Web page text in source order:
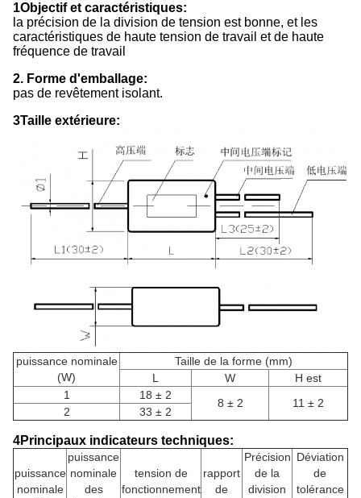
1Objectif et caractéristiques:
la précision de la division de tension est bonne, et les
caractéristiques de haute tension de travail et de haute
fréquence de travail
2. Forme d'emballage:
pas de revêtement isolant.
3Taille extérieure:
puissance nominale
(W)
Taille de la forme (mm)
L
W
H est
1
18 ± 2
8 ± 2 11 ± 2
2 33 ± 2
4Principaux indicateurs techniques:
puissance
nominale
puissance
nominale
des
tension de
fonctionnement
rapport
de
Précision
de la
division
Déviation
de
tolérance